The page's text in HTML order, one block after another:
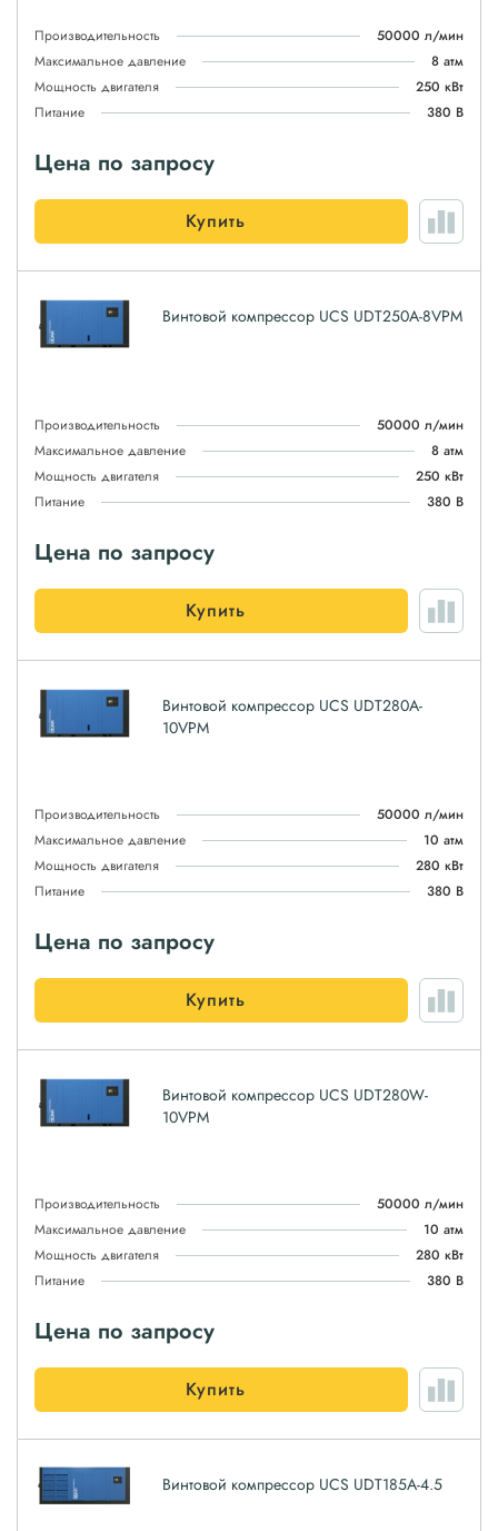
Производительность
50000 л/мин
Максимальное давление
8 атм
Мощность двигателя
250 кВт
Питание
380 В
Цена по запросу
Купить
Винтовой компрессор UCS UDT250A-8VPM
Производительность
50000 л/мин
Максимальное давление
8 атм
Мощность двигателя
250 кВт
Питание
380 В
Цена по запросу
Купить
Винтовой компрессор UCS UDT280A-
10VPM
Производительность
50000 л/мин
Максимальное давление
10 атм
Мощность двигателя
280 кВт
Питание
380 В
Цена по запросу
Купить
Винтовой компрессор UCS UDT280W-
10VPM
Производительность
50000 л/мин
Максимальное давление
10 атм
Мощность двигателя
280 кВт
Питание
380 В
Цена по запросу
Купить
Винтовой компрессор UCS UDT185A-4.5